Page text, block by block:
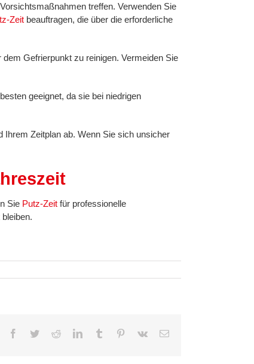
treffen. Verwenden Sie
Zeit beauftragen, die über die erforderliche
Gefrierpunkt zu reinigen. Vermeiden Sie
geeignet, da sie bei niedrigen
Ihrem Zeitplan ab. Wenn Sie sich unsicher
Sie Putz-Zeit für professionelle
Facebook
TwitterRedditLinkedInTumblr Pinterest
Vk
E-